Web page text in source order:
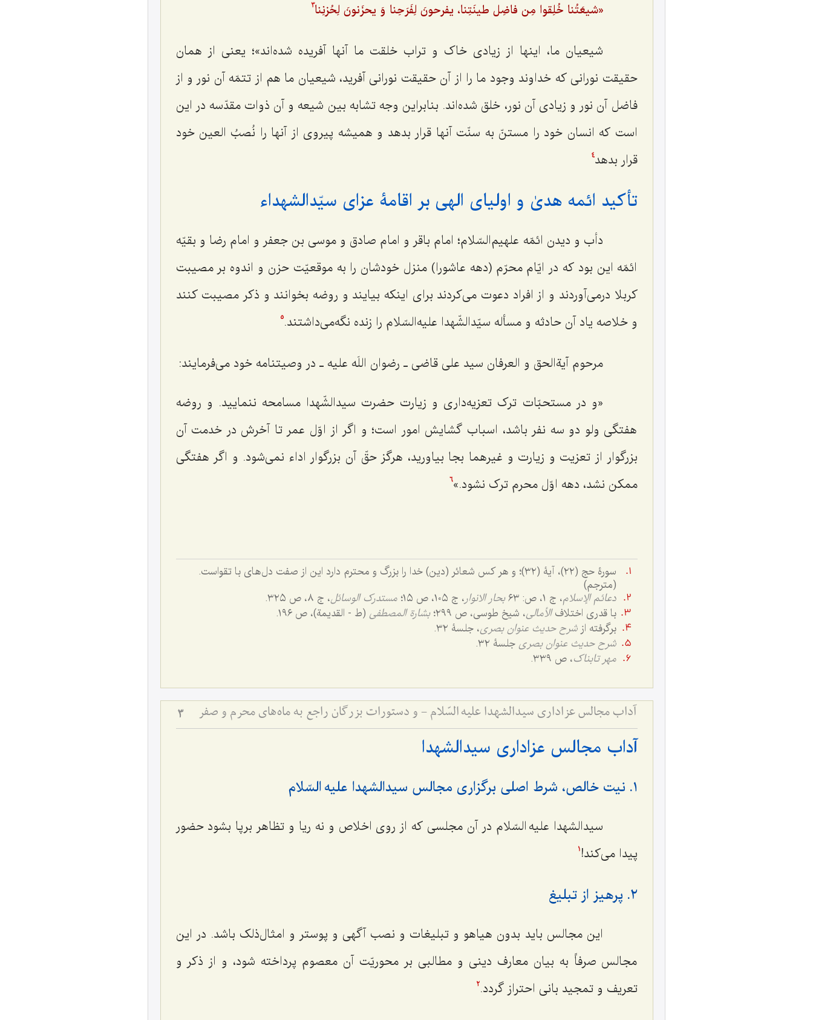
«شیعَتُنا خُلِقوا مِن فاضِل طینَتِنا، یفرحونَ لِفَرَحِنا وَ یحزَنونَ لِحُزنِنا3
شیعیان ما، اینها از زیادی خاک و تراب خلقت ما آنها آفریده شده‌اند»؛ یعنی از همان
حقیقت نورانی که خداوند وجود ما را از آن حقیقت نورانی آفرید، شیعیان ما هم از تتمّه آن نور و از
فاضل آن نور و زیادی آن نور، خلق شده‌اند. بنابراین وجه تشابه بین شیعه و آن ذوات مقدّسه در این
است که انسان خود را مستنّ به سنّت آنها قرار بدهد و همیشه پیروی از آنها را نُصبُ العین خود
قرار بدهد4
تأکید ائمه هدیٰ و اولیای الهی بر اقامۀ عزای سیّدالشهداء
دأب و دیدن ائمّه علهیم‌السّلام؛ امام باقر و امام صادق و موسی بن جعفر و امام رضا و بقیّه
ائمّه این بود که در ایّام محرّم (دهه عاشورا) منزل خودشان را به موقعیّت حزن و اندوه بر مصیبت
کربلا درمی‌آوردند و از افراد دعوت می‌کردند برای اینکه بیایند و روضه بخوانند و ذکر مصیبت کنند
و خلاصه یاد آن حادثه و مسأله سیّدالشّهدا علیه‌السّلام را زنده نگه‌می‌داشتند.5
مرحوم آیةالحق و العرفان سید علی قاضی ـ رضوان اللَه علیه ـ در وصیتنامه خود می‌فرمایند:
«و در مستحبّات ترک تعزیه‌داری و زیارت حضرت سیدالشّهدا مسامحه ننمایید. و روضه
هفتگی ولو دو سه نفر باشد، اسباب گشایش امور است؛ و اگر از اوّل عمر تا آخرش در خدمت آن
بزرگوار از تعزیت و زیارت و غیرهما بجا بیاورید، هرگز حقّ آن بزرگوار اداء نمی‌شود. و اگر هفتگی
ممکن نشد، دهه اوّل محرم ترک نشود.»6
سورۀ حج (٢٢)، آیۀ (٣٢)؛ و هر کس شعائر (دین) خدا را بزرگ و محترم دارد این از صفت دل‌های با تقواست.
(مترجم)
دعائم الإسلام، ج ١، ص: ٦٣ بحار الانوار، ج ١٠٥، ص ١٥؛ مستدرک الوسائل، ج ٨، ص ٣٢٥.
با قدری اختلافالأمالی، شیخ طوسی، ص ٢٩٩؛ بشارة المصطفی (ط - القدیمة)، ص ١٩٦.
برگرفته ازشرح حدیث عنوان بصری، جلسۀ ٣٢.
شرح حدیث عنوان بصری جلسۀ ٣٢.
مهر تابناک، ص ٣٣٩.
آداب مجالس عزاداری سیدالشهدا علیه السّلام - و دستورات بزرگان راجع به ماه‌های محرم و صفر 3
آداب مجالس عزاداری سیدالشهدا
١. نیت خالص، شرط اصلی برگزاری مجالس سیدالشهدا علیه السّلام
سیدالشهدا علیه السّلام در آن مجلسی که از روی اخلاص و نه ریا و تظاهر برپا بشود حضور
پیدا می‌کند!1
٢. پرهیز از تبلیغ
این مجالس باید بدون هیاهو و تبلیغات و نصب آگهی و پوستر و امثال‌ذلک باشد. در این
مجالس صرفاً به بیان معارف دینی و مطالبی بر محوریّت آن معصوم پرداخته شود، و از ذکر و
تعریف و تمجید بانی احتراز گردد.2